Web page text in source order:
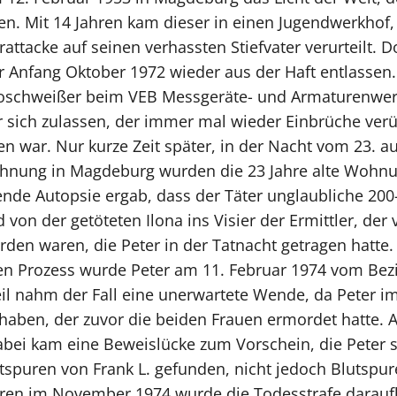
Mit 14 Jahren kam dieser in einen
auf seinen verhassten Stiefvater verurteilt.
Oktober 1972 wieder aus der Haft
beim VEB Messgeräte- und
zulassen, der immer mal wieder Einbrüche
war. Nur kurze Zeit später, in der Nacht vom 23.
in Magdeburg wurden die 23 Jahre alte
Autopsie ergab, dass der Täter unglaubliche
von der getöteten Ilona ins Visier der Ermittler,
waren, die Peter in der Tatnacht getragen
wurde Peter am 11. Februar 1974 vom
der Fall eine unerwartete Wende, da Peter
der zuvor die beiden Frauen ermordet hatte.
kam eine Beweislücke zum Vorschein, die Peter
von Frank L. gefunden, nicht jedoch